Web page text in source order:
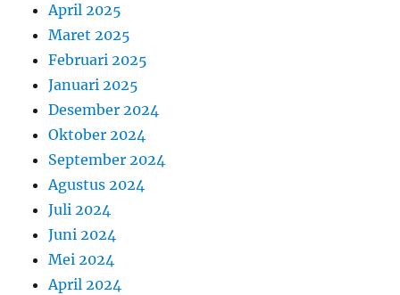
April 2025
Maret 2025
Februari 2025
Januari 2025
Desember 2024
Oktober 2024
September 2024
Agustus 2024
Juli 2024
Juni 2024
Mei 2024
April 2024